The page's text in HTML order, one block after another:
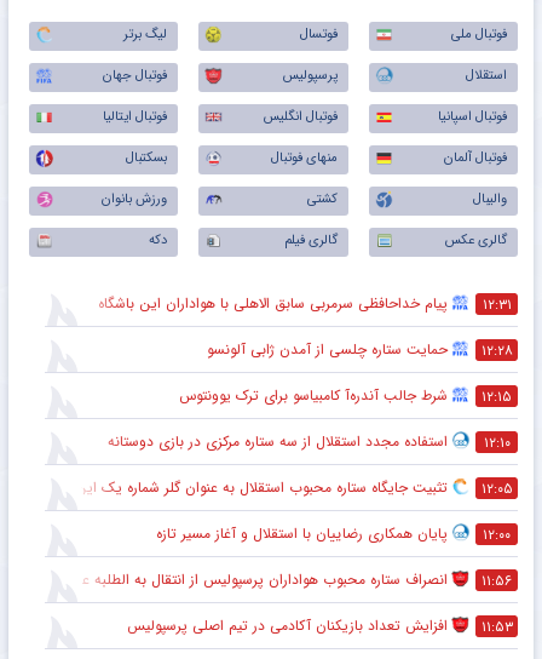
فوتبال ملی فوتسال
لیگ برتر
استقلال
پرسپولیس
فوتبال جهان
فوتبال اسپانیا
فوتبال انگلیس
فوتبال ایتالیا
فوتبال آلمان
منهای فوتبال
بسکتبال
والیبال
کشتی
ورزش بانوان
گالری عکس
گالری فیلم دکه
۱۲:۳۱ پیام خداحافظی سرمربی سابق الاهلی با هواداران این باشگاه
۱۲:۲۸ حمایت ستاره چلسی از آمدن ژابی آلونسو
۱۲:۱۵ شرط جالب آندره‌آ کامبیاسو برای ترک یوونتوس
۱۲:۱۰ استفاده مجدد استقلال از سه ستاره مرکزی در بازی دوستانه
۱۲:۰۵ تثبیت جایگاه ستاره محبوب استقلال به عنوان گلر شماره یک این تیم برای شروع لیگ
۱۲:۰۰ پایان همکاری رضاییان با استقلال و آغاز مسیر تازه
۱۱:۵۶ انصراف ستاره محبوب هواداران پرسپولیس از انتقال به الطلبه عراق
۱۱:۵۳ افزایش تعداد بازیکنان آکادمی در تیم اصلی پرسپولیس